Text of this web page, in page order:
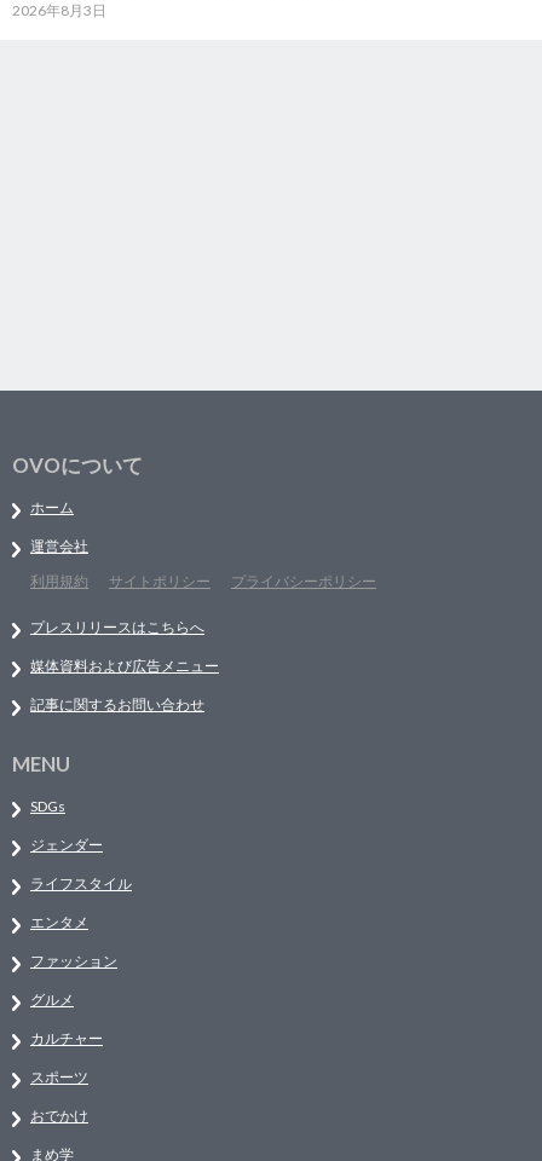
2026年8月3日
OVOについて
ホーム
運営会社
利用規約
サイトポリシー プライバシーポリシー
プレスリリースはこちらへ
媒体資料および広告メニュー
記事に関するお問い合わせ
MENU
SDGs
ジェンダー
ライフスタイル
エンタメ
ファッション
グルメ
カルチャー
スポーツ
おでかけ
まめ学